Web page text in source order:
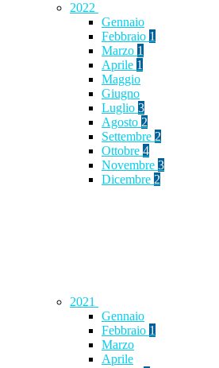
2022
Gennaio
Febbraio 1
Marzo 1
Aprile 1
Maggio
Giugno
Luglio 3
Agosto 2
Settembre 2
Ottobre 4
Novembre 3
Dicembre 2
2021
Gennaio
Febbraio 1
Marzo
Aprile